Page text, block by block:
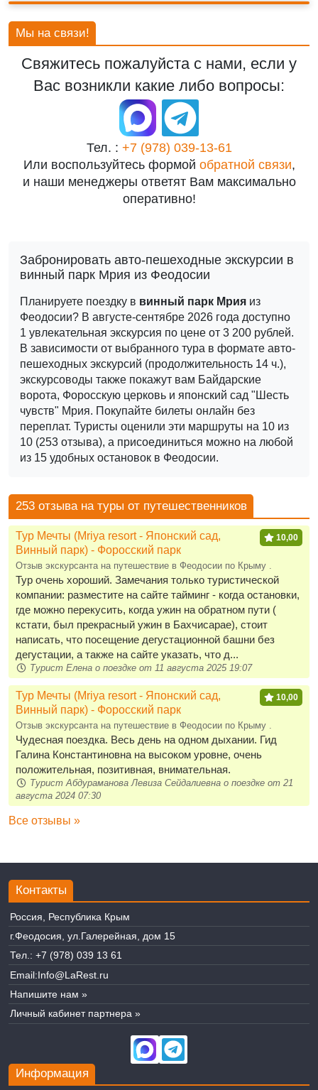
Мы на связи!
Свяжитесь пожалуйста с нами, если у
Вас возникли какие либо вопросы:
Тел. : +7 (978) 039-13-61
Или воспользуйтесь формой обратной связи,
и наши менеджеры ответят Вам максимально
оперативно!
Забронировать авто-пешеходные экскурсии в
винный парк Мрия из Феодосии
Планируете поездку в винный парк Мрия из
Феодосии? В августе-сентябре 2026 года доступно
1 увлекательная экскурсия по цене от 3 200 рублей.
В зависимости от выбранного тура в формате авто-
пешеходных экскурсий (продолжительность 14 ч.),
экскурсоводы также покажут вам Байдарские
ворота, Форосскую церковь и японский сад "Шесть
чувств" Мрия. Покупайте билеты онлайн без
переплат. Туристы оценили эти маршруты на 10 из
10 (253 отзыва), а присоединиться можно на любой
из 15 удобных остановок в Феодосии.
253 отзыва на туры от путешественников
10,00
Тур Мечты (Mriya resort - Японский сад,
Винный парк) - Форосский парк
Отзыв экскурсанта на путешествие в Феодосии по Крыму .
Тур очень хороший. Замечания только туристической
компании: разместите на сайте тайминг - когда остановки,
где можно перекусить, когда ужин на обратном пути (
кстати, был прекрасный ужин в Бахчисарае), стоит
написать, что посещение дегустационной башни без
дегустации, а также на сайте указать, что д...
Турист Елена о поездке от 11 августа 2025 19:07
10,00
Тур Мечты (Mriya resort - Японский сад,
Винный парк) - Форосский парк
Отзыв экскурсанта на путешествие в Феодосии по Крыму .
Чудесная поездка. Весь день на одном дыхании. Гид
Галина Константиновна на высоком уровне, очень
положительная, позитивная, внимательная.
Турист Абдураманова Левиза Сейдалиевна о поездке от 21
августа 2024 07:30
Все отзывы »
Контакты
Россия, Республика Крым
г.Феодосия, ул.Галерейная, дом 15
Тел.: +7 (978) 039 13 61
Email:Info@LaRest.ru
Напишите нам »
Личный кабинет партнера »
Информация